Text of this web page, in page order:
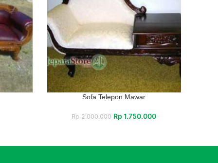
Sofa Telepon Mawar
Rp2.000.000 Rp 1.750.000